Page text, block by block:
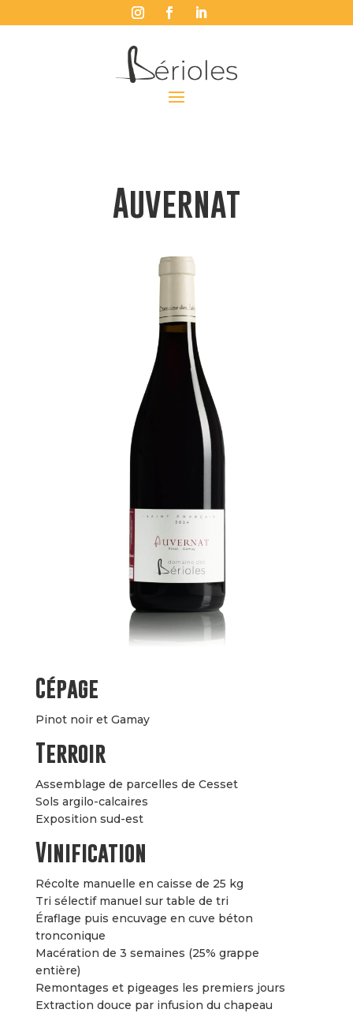
Auvernat
Cépage
Pinot noir et Gamay
Terroir
Assemblage de parcelles de Cesset
Sols argilo-calcaires
Exposition sud-est
Vinification
Récolte manuelle en caisse de 25 kg
Tri sélectif manuel sur table de tri
Éraflage puis encuvage en cuve béton
tronconique
Macération de 3 semaines (25% grappe
entière)
Remontages et pigeages les premiers jours
Extraction douce par infusion du chapeau